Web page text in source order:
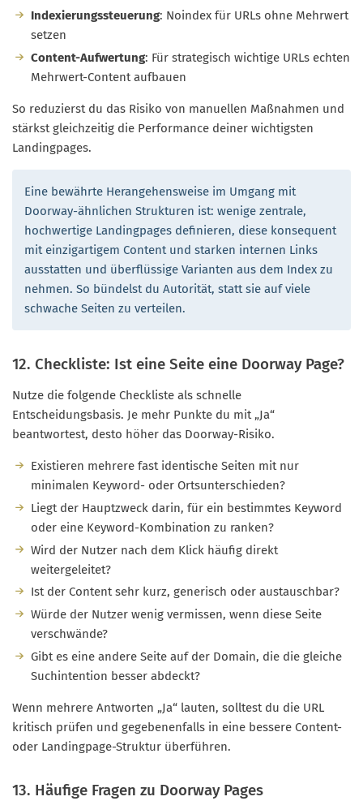
Indexierungssteuerung: Noindex für URLs ohne Mehrwert
setzen
Content-Aufwertung: Für strategisch wichtige URLs echten
Mehrwert-Content aufbauen
So reduzierst du das Risiko von manuellen Maßnahmen und
stärkst gleichzeitig die Performance deiner wichtigsten
Landingpages.
Eine bewährte Herangehensweise im Umgang mit
Doorway-ähnlichen Strukturen ist: wenige zentrale,
hochwertige Landingpages definieren, diese konsequent
mit einzigartigem Content und starken internen Links
ausstatten und überflüssige Varianten aus dem Index zu
nehmen. So bündelst du Autorität, statt sie auf viele
schwache Seiten zu verteilen.
12. Checkliste: Ist eine Seite eine Doorway Page?
Nutze die folgende Checkliste als schnelle
Entscheidungsbasis. Je mehr Punkte du mit „Ja“
beantwortest, desto höher das Doorway-Risiko.
Existieren mehrere fast identische Seiten mit nur
minimalen Keyword- oder Ortsunterschieden?
Liegt der Hauptzweck darin, für ein bestimmtes Keyword
oder eine Keyword-Kombination zu ranken?
Wird der Nutzer nach dem Klick häufig direkt
weitergeleitet?
Ist der Content sehr kurz, generisch oder austauschbar?
Würde der Nutzer wenig vermissen, wenn diese Seite
verschwände?
Gibt es eine andere Seite auf der Domain, die die gleiche
Suchintention besser abdeckt?
Wenn mehrere Antworten „Ja“ lauten, solltest du die URL
kritisch prüfen und gegebenenfalls in eine bessere Content-
oder Landingpage-Struktur überführen.
13. Häufige Fragen zu Doorway Pages